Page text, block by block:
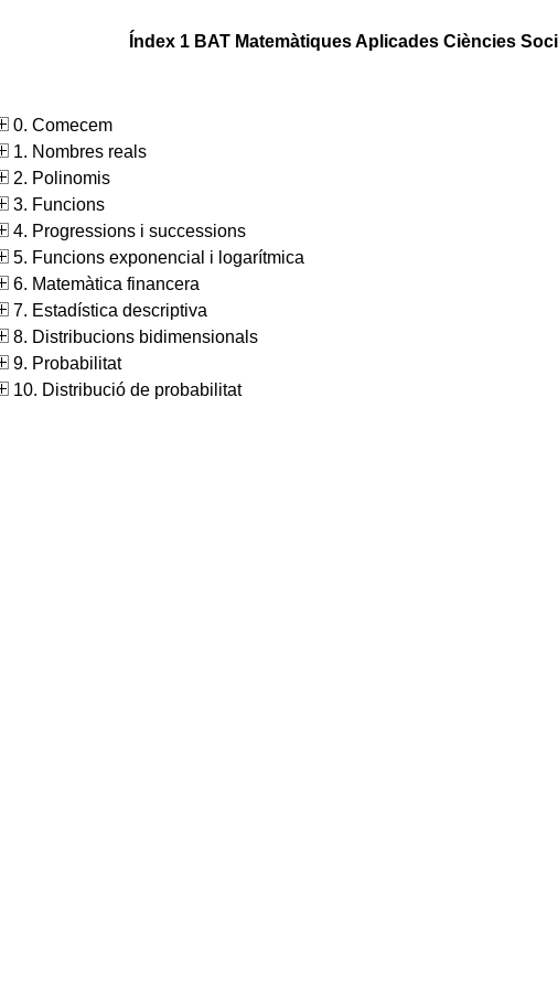
Índex 1 BAT Matemàtiques Aplicades Ciències
0. Comecem
1. Nombres reals
2. Polinomis
3. Funcions
4. Progressions i successions
5. Funcions exponencial i logarítmica
6. Matemàtica financera
7. Estadística descriptiva
8. Distribucions bidimensionals
9. Probabilitat
10. Distribució de probabilitat